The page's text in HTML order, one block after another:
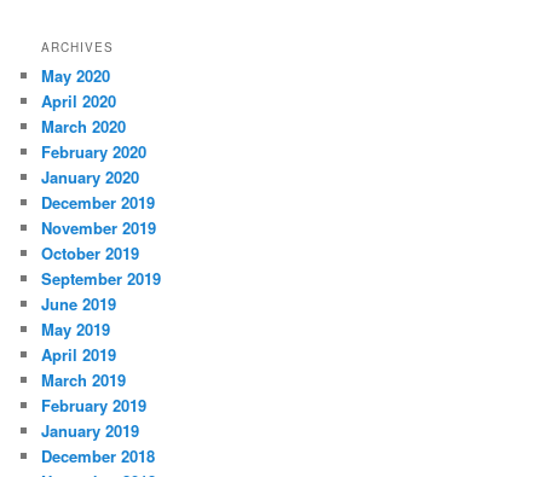
ARCHIVES
May 2020
April 2020
March 2020
February 2020
January 2020
December 2019
November 2019
October 2019
September 2019
June 2019
May 2019
April 2019
March 2019
February 2019
January 2019
December 2018